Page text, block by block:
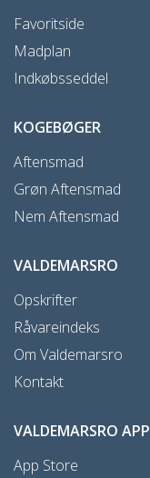
Favoritside
Madplan
Indkøbsseddel
KOGEBØGER
Aftensmad
Grøn Aftensmad
Nem Aftensmad
VALDEMARSRO
Opskrifter
Råvareindeks
Om Valdemarsro
Kontakt
VALDEMARSRO APP
App Store